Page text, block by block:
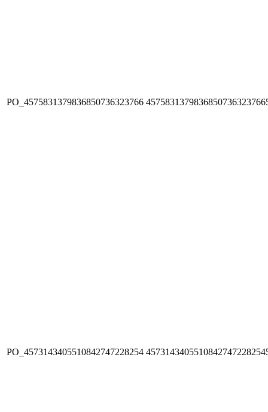
PO_4575831379836850736323766
PO_4573143405510842747228254